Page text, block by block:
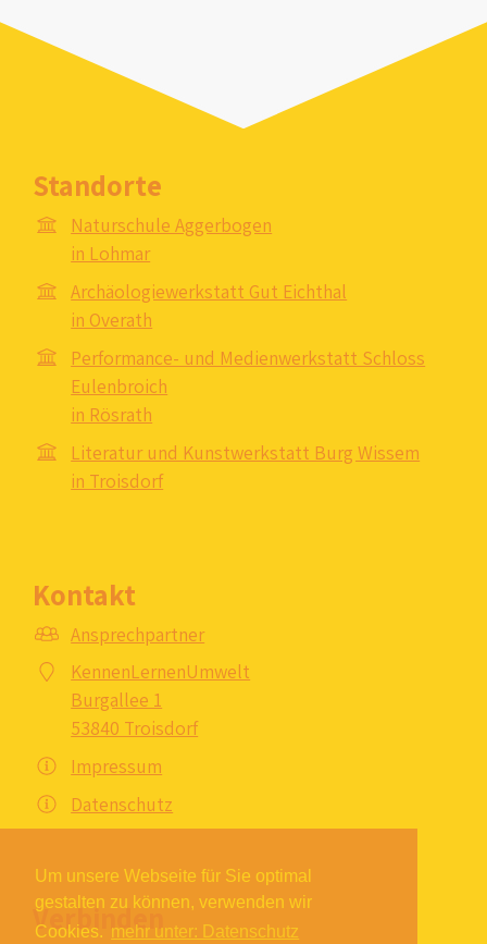
Um unsere Webseite für Sie optimal
gestalten zu können, verwenden wir
Cookies. mehr unter: Datenschutz
Standorte
Naturschule Aggerbogen
in Lohmar
Archäologiewerkstatt Gut Eichthal
in Overath
Performance- und Medienwerkstatt Schloss
Eulenbroich
in Rösrath
Literatur und Kunstwerkstatt Burg Wissem
in Troisdorf
Kontakt
Ansprechpartner
KennenLernenUmwelt
Burgallee 1
53840 Troisdorf
Impressum
Datenschutz
Verbinden